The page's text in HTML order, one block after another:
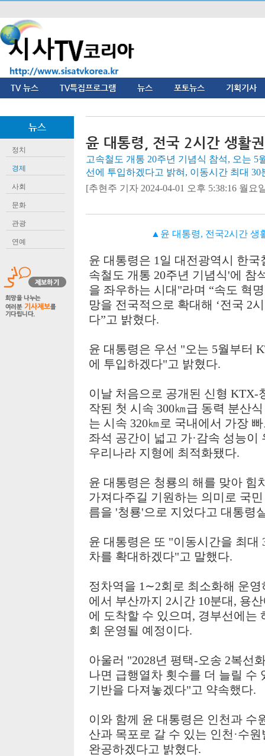
TV 뉴스 TV특집프로그램 뉴스 포토뉴스 기획기사
뉴스
정치
경제
사회
문화
관광
연예
윤 대통령, 전국 2시간 생활
고속철도 개통 20주년 기념식 참석, 오는
선에 투입하겠다고 밝혀, 이동시간 최대
[추현주 기자 2024-04-01 오후 5:38:16 월요
▲윤 대통령, 전국2시간 생
윤 대통령은 1일 대전광역시 한
속철도 개통 20주년 기념식'에 참
을 좌우하는 시대 "라며 “속도 혁
망을 전국적으로 확대해 ‘전국 2
다”고 밝혔다.
윤 대통령은 우선 "오는 5월부터
에 투입하겠다"고 밝혔다.
이날 처음으로 공개된 신형 KTX-
작된 첫 시속 300㎞급 동력 분산
는 시속 320㎞ 로 국내에서 가장
좌석 공간이 넓고 가·감속 성능이
우리나라 지형에 최적화됐다.
윤 대통령은 청룡의 해를 맞아 힘
가져다주길 기원하는 의미로 국
름을 '청룡'으로 지었다고 대통령
윤 대통령은 또 "이동시간을 최대
차를 확대하겠다"고 말했다.
정차역을 1 ∼2회로 최소화해 운
에서 부산까지 2시간 10분대 , 용
에 도착할 수 있으며 , 경부선에는
회 운영될 예정이다.
아울러 "2028년 평택-오송 2복선
나면 급행열차 횟수를 더 늘릴 수
기반을 다져놓겠다"고 약속했다.
이와 함께 윤 대통령은 인천과 수
산과 목포로 갈 수 있는 인천 ·수
완공하겠다고 밝혔다.